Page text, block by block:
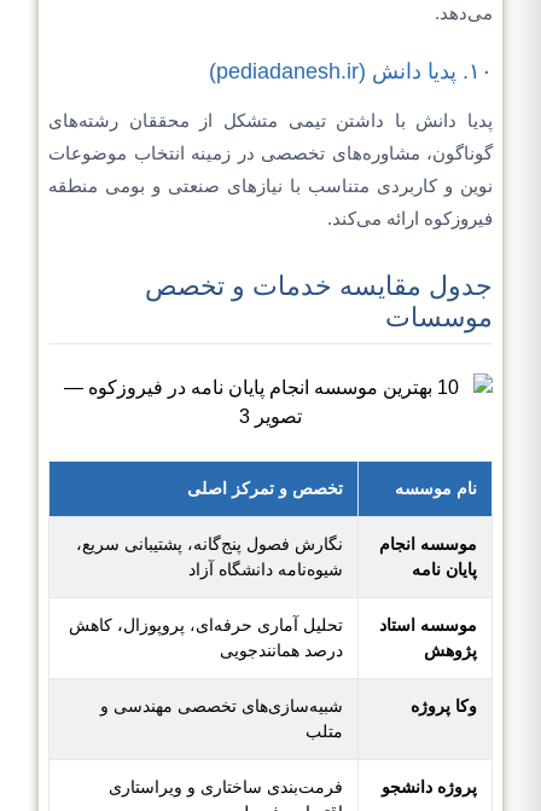
می‌دهد.
۱۰. پدیا دانش (pediadanesh.ir)
پدیا دانش با داشتن تیمی متشکل از محققان رشته‌های
گوناگون، مشاوره‌های تخصصی در زمینه انتخاب موضوعات
نوین و کاربردی متناسب با نیازهای صنعتی و بومی منطقه
فیروزکوه ارائه می‌کند.
جدول مقایسه خدمات و تخصص
موسسات
نام موسسه تخصص و تمرکز اصلی
موسسه انجام
پایان نامه
نگارش فصول پنج‌گانه، پشتیبانی سریع،
شیوه‌نامه دانشگاه آزاد
موسسه استاد
پژوهش
تحلیل آماری حرفه‌ای، پروپوزال، کاهش
درصد همانندجویی
وکا پروژه
شبیه‌سازی‌های تخصصی مهندسی و
متلب
پروژه دانشجو
فرمت‌بندی ساختاری و ویراستاری